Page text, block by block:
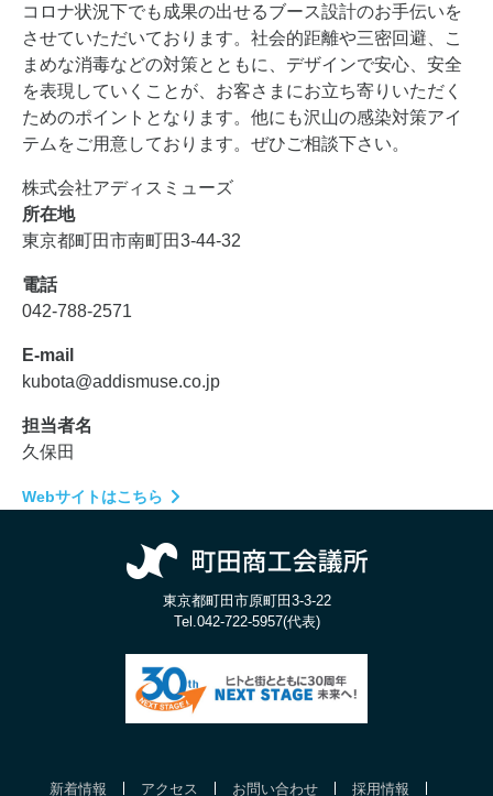
コロナ状況下でも成果の出せるブース設計のお手伝いを
させていただいております。社会的距離や三密回避、こ
まめな消毒などの対策とともに、デザインで安心、安全
を表現していくことが、お客さまにお立ち寄りいただく
ためのポイントとなります。他にも沢山の感染対策アイ
テムをご用意しております。ぜひご相談下さい。
株式会社アディスミューズ
所在地
東京都町田市南町田3-44-32
電話
042-788-2571
E-mail
kubota@addismuse.co.jp
担当者名
久保田
Webサイトはこちら
東京都町田市原町田3-3-22
Tel. 042-722-5957(代表)
新着情報 アクセス お問い合わせ 採用情報